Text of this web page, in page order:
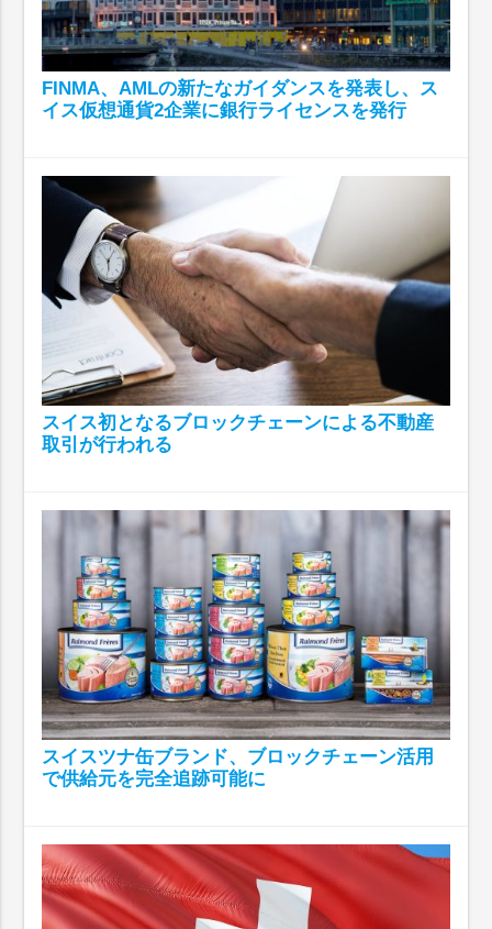
FINMA、AMLの新たなガイダンスを発表し、ス
イス仮想通貨2企業に銀行ライセンスを発行
スイス初となるブロックチェーンによる不動産
取引が行われる
スイスツナ缶ブランド、ブロックチェーン活用
で供給元を完全追跡可能に